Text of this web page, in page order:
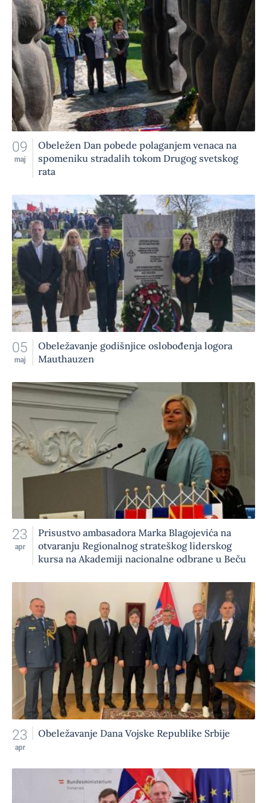
09
maj
Obeležen Dan pobede polaganjem venaca na
spomeniku stradalih tokom Drugog svetskog
rata
05
maj
Obeležavanje godišnjice oslobođenja logora
Mauthauzen
23
apr
Prisustvo ambasadora Marka Blagojevića na
otvaranju Regionalnog strateškog liderskog
kursa na Akademiji nacionalne odbrane u Beču
23
apr
Obeležavanje Dana Vojske Republike Srbije